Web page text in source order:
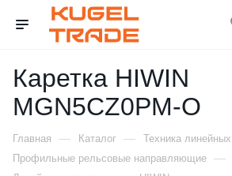
Каретка HIWIN
MGN5CZ0PM-O
Главная — Каталог — Техника
Профильные рельсовые направляющие —